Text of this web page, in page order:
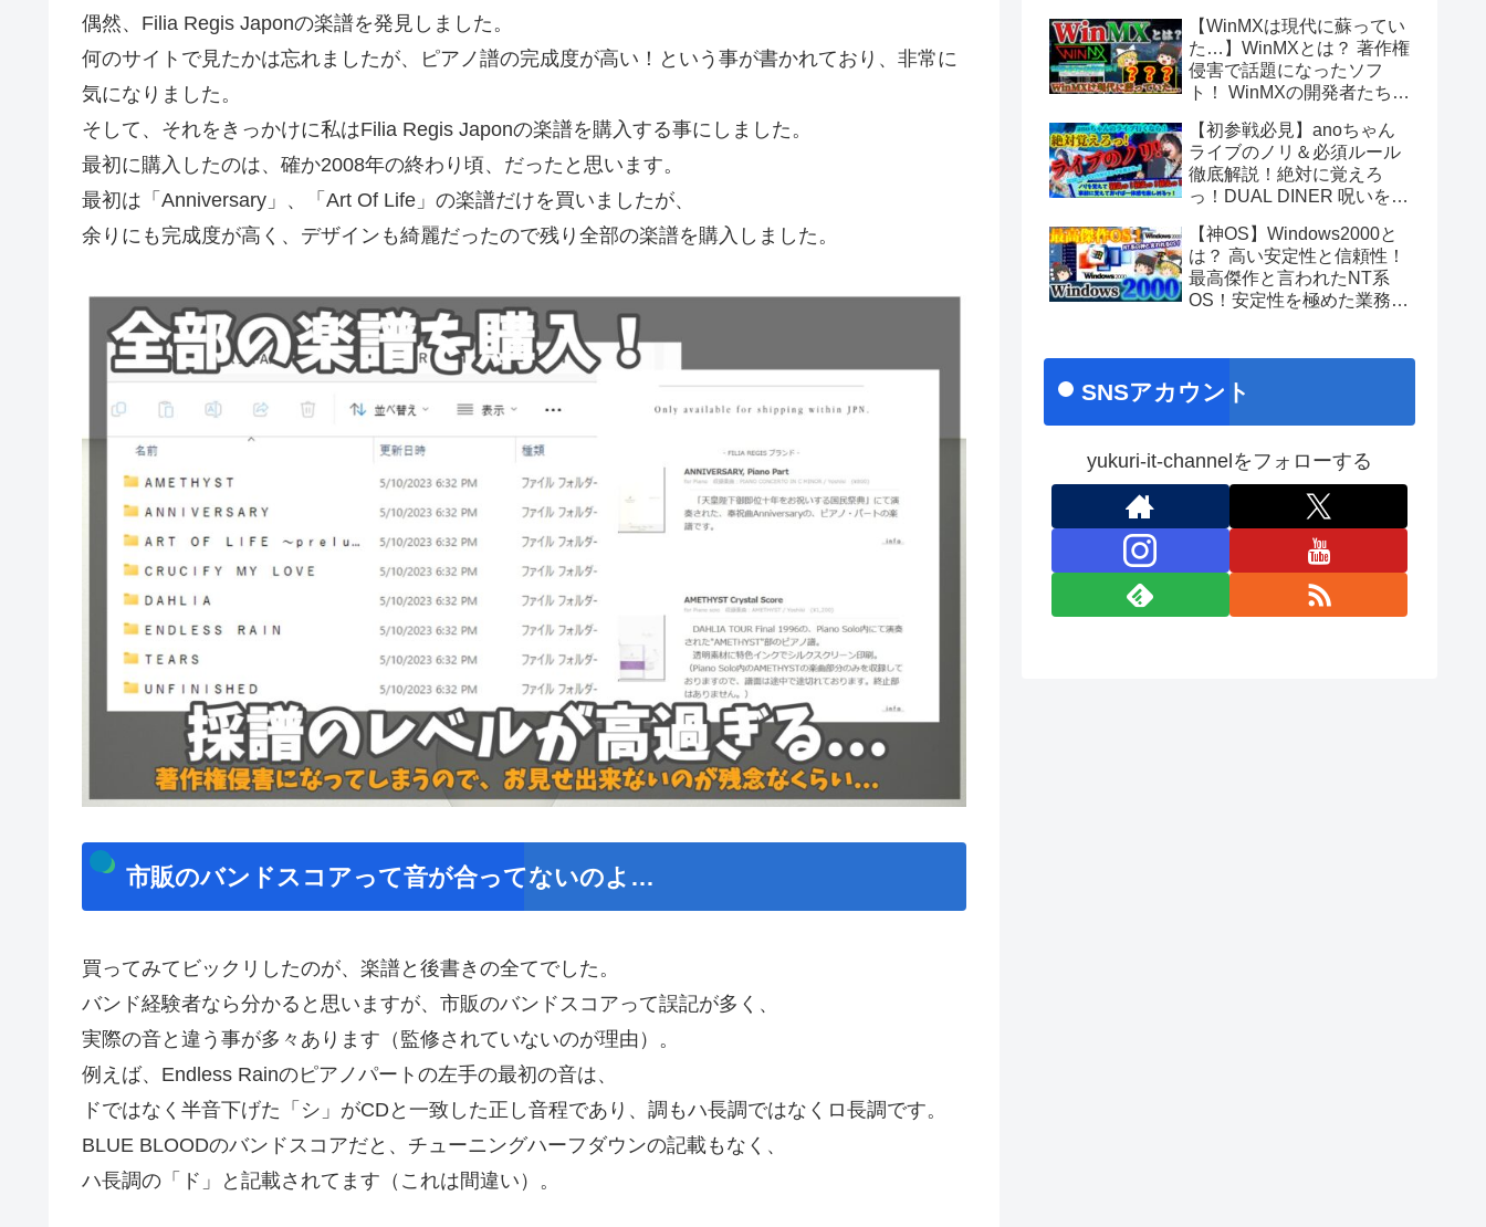
偶然、Filia Regis Japonの楽譜を発見しました。
何のサイトで見たかは忘れましたが、ピアノ譜の完成度が高い！という事が書かれており、非常に
気になりました。
そして、それをきっかけに私はFilia Regis Japonの楽譜を購入する事にしました。
最初に購入したのは、確か2008年の終わり頃、だったと思います。
最初は「Anniversary」、「Art Of Life」の楽譜だけを買いましたが、
余りにも完成度が高く、デザインも綺麗だったので残り全部の楽譜を購入しました。
市販のバンドスコアって音が合ってないのよ…
買ってみてビックリしたのが、楽譜と後書きの全てでした。
バンド経験者なら分かると思いますが、市販のバンドスコアって誤記が多く、
実際の音と違う事が多々あります（監修されていないのが理由）。
例えば、Endless Rainのピアノパートの左手の最初の音は、
ドではなく半音下げた「シ」がCDと一致した正し音程であり、調もハ長調ではなくロ長調です。
BLUE BLOODのバンドスコアだと、チューニングハーフダウンの記載もなく、
ハ長調の「ド」と記載されてます（これは間違い）。
【WinMXは現代に蘇ってい
た…】WinMXとは？ 著作権
侵害で話題になったソフ
ト！ WinMXの開発者たちが
「Fopnu」とは？ No.140
【初参戦必見】anoちゃん
ライブのノリ＆必須ルール
徹底解説！絶対に覚えろ
っ！DUAL DINER 呪いをか
あのちゃんライブ
【神OS】Windows2000と
は？ 高い安定性と信頼性！
最高傑作と言われたNT系
OS！安定性を極めた業務向
SNSアカウント
yukuri-it-channelをフォローする